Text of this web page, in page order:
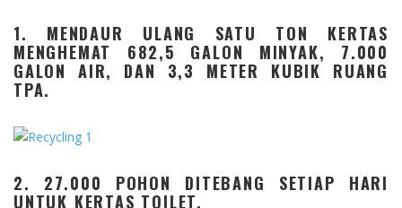
1. MENDAUR ULANG SATU TON KERTAS
MENGHEMAT 682,5 GALON MINYAK, 7.000
GALON AIR, DAN 3,3 METER KUBIK RUANG
TPA.
2. 27.000 POHON DITEBANG SETIAP HARI
UNTUK KERTAS TOILET.